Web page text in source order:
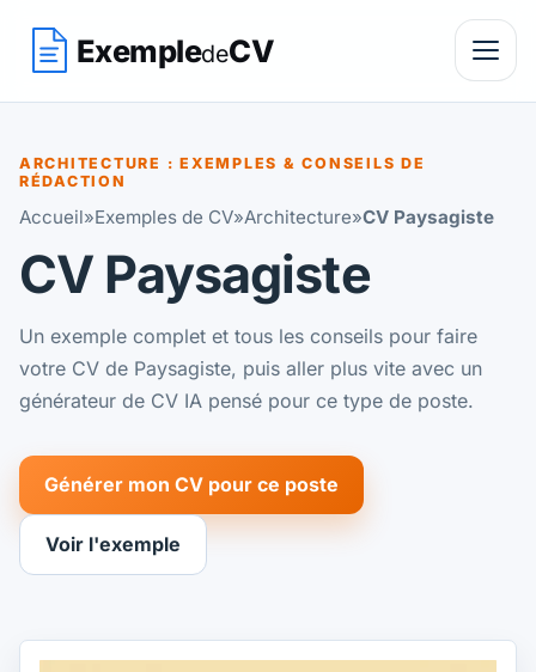
ExempledeCV
ARCHITECTURE : EXEMPLES & CONSEILS DE
RÉDACTION
Accueil»Exemples de CV»Architecture»CV Paysagiste
CV Paysagiste
Un exemple complet et tous les conseils pour faire
votre CV de Paysagiste, puis aller plus vite avec un
générateur de CV IA pensé pour ce type de poste.
Générer mon CV pour ce poste
Voir l'exemple